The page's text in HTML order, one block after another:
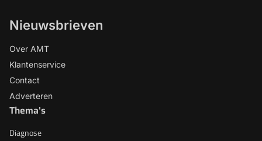
Nieuwsbrieven
Over AMT
Klantenservice
Contact
Adverteren
Thema's
Diagnose